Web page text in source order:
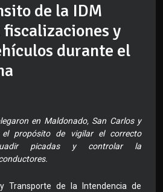
de la IDM
y
durante el
en Maldonado, San Carlos y
propósito de vigilar el correcto
picadas y controlar la
Transporte de la Intendencia de